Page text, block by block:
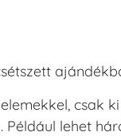
csak
lehet